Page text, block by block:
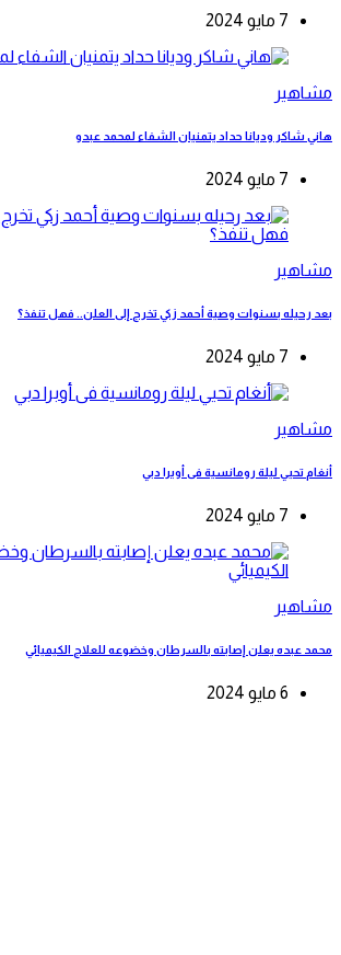
7 مايو 2024
مشاهير
هاني شاكر وديانا حداد يتمنيان الشفاء لمحمد عبدو
7 مايو 2024
مشاهير
بعد رحيله بسنوات وصية أحمد زكي تخرج إلى العلن.. فهل تنفذ؟
7 مايو 2024
مشاهير
أنغام تحيي ليلة رومانسية فى أوبرا دبي
7 مايو 2024
مشاهير
محمد عبده يعلن إصابته بالسرطان وخضوعه للعلاج الكيميائي
6 مايو 2024